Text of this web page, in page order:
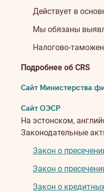
Действует в
Мы обязаны
Налогово-
Подробнее об CRS
Сайт Министерства
Сайт ОЭСР
На эстонском,
Законодательные
Закон о
Закон о
Закон о